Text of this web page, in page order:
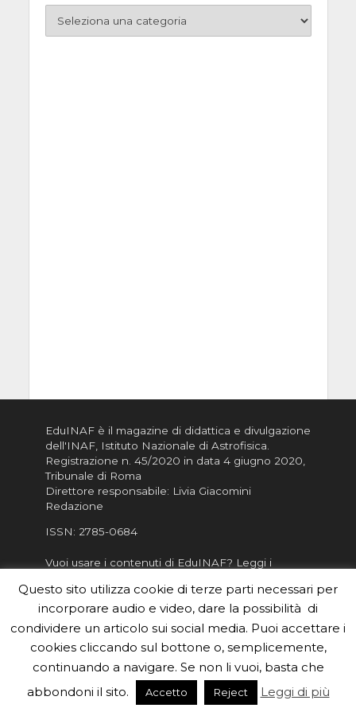
EduINAF è il magazine di didattica e divulgazione
dell'INAF, Istituto Nazionale di Astrofisica
Registrazione n. 45/2020 in data 4 giugno 2020,
Tribunale di Roma
Direttore responsabile: Livia Giacomini
Redazione
ISSN: 2785-0684
Vuoi usare i contenuti di EduINAF? Leggi i
Informativa sulla Privacy
Informatva sui Cookie
Per la rubrica de l'Astronomo risponde, per
inviarci le tue foto o i tuoi contributi, scrivici a
redazione.edu [chiocciola] inaf.it oppure
il form
Questo sito utilizza cookie di terze parti necessari per
incorporare audio e video, dare la possibilità di
condividere un articolo sui social media. Puoi accettare i
cookies cliccando sul bottone o, semplicemente,
continuando a navigare. Se non li vuoi, basta che
abbondoni il sito.
Accetto Reject Leggi di più